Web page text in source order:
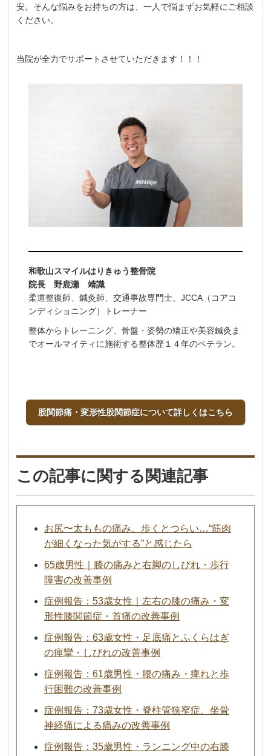
安。そんな悩みをお持ちの方は、一人で悩まずお気軽にご相談
ください。
当院が全力でサポートさせていただきます！！！
和歌山スマイルはりきゅう整骨院
院長 野鹿瀬 靖識
柔道整復師、鍼灸師、交通事故専門士、JCCA（コアコ
ンディショニング）トレーナー
整体からトレーニング、骨盤・姿勢の矯正や美容鍼灸ま
でオールマイティに施術する整体歴１４年のベテラン。
股関節痛・変形性股関節症について詳しくはこちら
この記事に関する関連記事
お尻〜太ももの痛み、歩くとつらい…“筋肉
が細くなった気がする”と感じたら
65歳男性｜膝の痛みと右脚のしびれ・歩行
障害の改善事例
症例報告：53歳女性｜左右の膝の痛み・変
形性膝関節症・首痛の改善事例
症例報告：63歳女性・足底痛とふくらはぎ
の痙攣・しびれの改善事例
症例報告：61歳男性・腰の痛み・痺れと歩
行困難の改善事例
症例報告：73歳女性・脊柱管狭窄症、坐骨
神経痛による痛みの改善事例
症例報告：35歳男性・ランニング中の右膝